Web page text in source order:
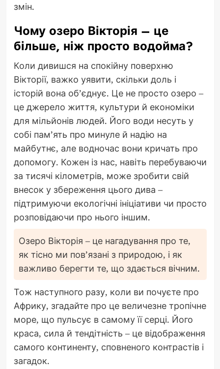
змін.
Чому озеро Вікторія – це
більше, ніж просто водойма?
Коли дивишся на спокійну поверхню
Вікторії, важко уявити, скільки доль і
історій вона об’єднує. Це не просто озеро –
це джерело життя, культури й економіки
для мільйонів людей. Його води несуть у
собі пам’ять про минуле й надію на
майбутнє, але водночас вони кричать про
допомогу. Кожен із нас, навіть перебуваючи
за тисячі кілометрів, може зробити свій
внесок у збереження цього дива –
підтримуючи екологічні ініціативи чи просто
розповідаючи про нього іншим.
Озеро Вікторія – це нагадування про те,
як тісно ми пов’язані з природою, і як
важливо берегти те, що здається вічним.
Тож наступного разу, коли ви почуєте про
Африку, згадайте про це величезне тропічне
море, що пульсує в самому її серці. Його
краса, сила й тендітність – це відображення
самого континенту, сповненого контрастів і
загадок.